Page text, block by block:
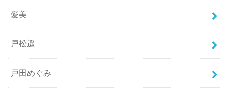
愛美
戸松遥
戸田めぐみ